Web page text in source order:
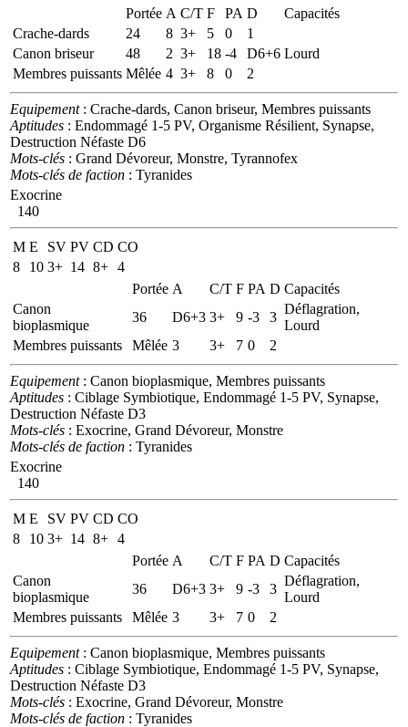
Portée A C/T F PA D
Capacités
Crache-dards
24 8 3+ 5 0
1
Canon briseur
48 2 3+ 18 -4 D6+6 Lourd
Membres puissants Mêlée 4 3+ 8 0 2
Equipement: Crache-dards, Canon briseur, Membres puissants
Aptitudes : Endommagé 1-5 PV, Organisme Résilient, Synapse,
Destruction Néfaste D6
Mots-clés : Grand Dévoreur, Monstre, Tyrannofex
Mots-clés de faction : Tyranides
Exocrine
140
M E SV PV CD CO
8
10 3+ 14 8+ 4
Portée A C/T F PA D Capacités
Canon
bioplasmique
36 D6+3 3+ 9 -3 3
Déflagration,
Lourd
Membres puissants
Mêlée 3 3+ 7 0 2
Equipement: Canon bioplasmique, Membres puissants
Aptitudes : Ciblage Symbiotique, Endommagé 1-5 PV, Synapse,
Destruction Néfaste D3
Mots-clés : Exocrine, Grand Dévoreur, Monstre
Mots-clés de faction : Tyranides
Exocrine
140
M E SV PV CD CO
8
10 3+ 14 8+ 4
Portée A C/T F PA D Capacités
Canon
bioplasmique
36 D6+3 3+ 9 -3 3
Déflagration,
Lourd
Membres puissants
Mêlée 3 3+ 7 0 2
Equipement: Canon bioplasmique, Membres puissants
Aptitudes : Ciblage Symbiotique, Endommagé 1-5 PV, Synapse,
Destruction Néfaste D3
Mots-clés : Exocrine, Grand Dévoreur, Monstre
Mots-clés de faction : Tyranides